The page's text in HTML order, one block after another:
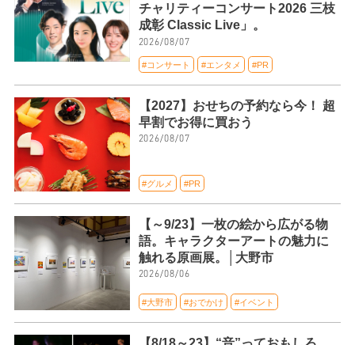
チャリティーコンサート2026 三枝
成彰 Classic Live」。
2026/08/07
#コンサート #エンタメ #PR
【2027】おせちの予約なら今！ 超
早割でお得に買おう
2026/08/07
#グルメ #PR
【～9/23】一枚の絵から広がる物
語。キャラクターアートの魅力に
触れる原画展。│大野市
2026/08/06
#大野市 #おでかけ #イベント